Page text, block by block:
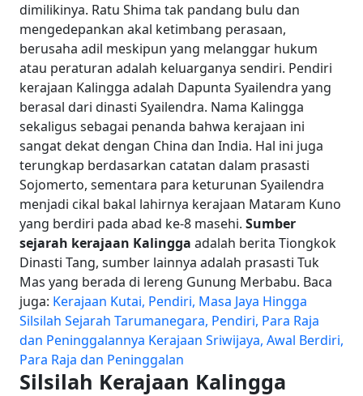
dimilikinya. Ratu Shima tak pandang bulu dan
mengedepankan akal ketimbang perasaan,
berusaha adil meskipun yang melanggar hukum
atau peraturan adalah keluarganya sendiri. Pendiri
kerajaan Kalingga adalah Dapunta Syailendra yang
berasal dari dinasti Syailendra. Nama Kalingga
sekaligus sebagai penanda bahwa kerajaan ini
sangat dekat dengan China dan India. Hal ini juga
terungkap berdasarkan catatan dalam prasasti
Sojomerto, sementara para keturunan Syailendra
menjadi cikal bakal lahirnya kerajaan Mataram Kuno
yang berdiri pada abad ke-8 masehi. Sumber
sejarah kerajaan Kalingga adalah berita Tiongkok
Dinasti Tang, sumber lainnya adalah prasasti Tuk
Mas yang berada di lereng Gunung Merbabu. Baca
juga: Kerajaan Kutai, Pendiri, Masa Jaya Hingga
Silsilah Sejarah Tarumanegara, Pendiri, Para Raja
dan Peninggalannya Kerajaan Sriwijaya, Awal Berdiri,
Para Raja dan Peninggalan
Silsilah Kerajaan Kalingga